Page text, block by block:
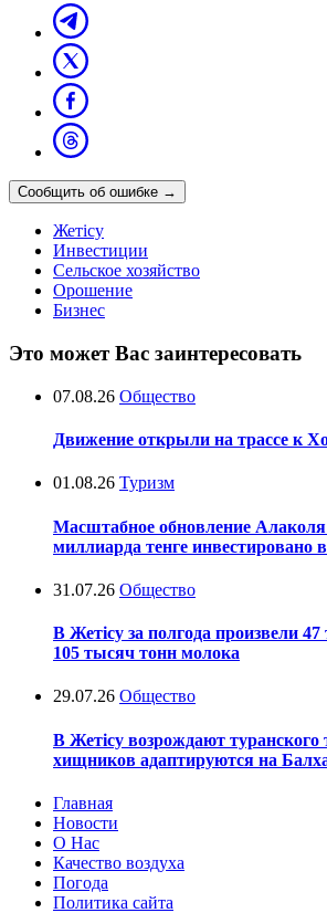
Сообщить об ошибке →
Жетісу
Инвестиции
Сельское хозяйство
Орошение
Бизнес
Это может Вас заинтересовать
07.08.26 Общество
Движение открыли на трассе к
01.08.26 Туризм
Масштабное обновление Алаколя
миллиарда тенге инвестировано
31.07.26 Общество
В Жетісу за полгода произвели
105 тысяч тонн молока
29.07.26 Общество
В Жетісу возрождают туранского
хищников адаптируются на
Главная
Новости
О Нас
Качество воздуха
Погода
Политика сайта